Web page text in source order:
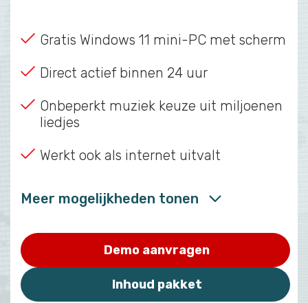
Gratis Windows 11 mini-PC met scherm
Direct actief binnen 24 uur
Onbeperkt muziek keuze uit miljoenen
liedjes
Werkt ook als internet uitvalt
Meer mogelijkheden tonen
Demo aanvragen
Inhoud pakket